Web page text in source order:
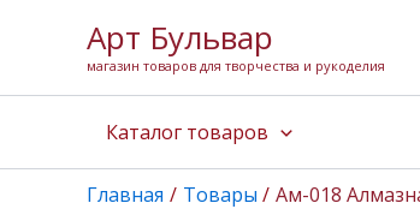
содержимому
Арт Бульвар
магазин товаров для творчества и рукоделия
Каталог товаров
Главная Товары Ам-018